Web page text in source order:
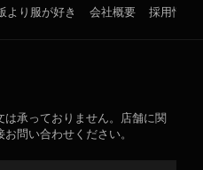
より服が好き 会社概要 採用情報
承っておりません。店舗に関
問い合わせください。